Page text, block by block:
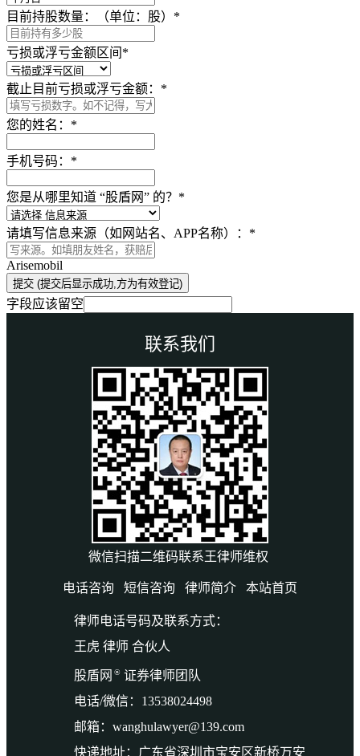
目前持股数量：（单位：股） *
亏损或浮亏金额区间 *
截止目前亏损或浮亏金额： *
您的姓名： *
手机号码： *
您是从哪里知道 “股盾网” 的？ *
请填写信息来源（如网站名、APP名称）： *
Arisemobil
提交 (提交后显示成功,方为有效登记)
字段应该留空
联系我们
微信扫描二维码联系王律师维权
电话咨询 短信咨询 律师简介 本站首页
律师电话号码及联系方式：
王虎 律师 合伙人
股盾网 ® 证券律师团队
电话/微信：13538024498
邮箱：wanghulawyer@139.com
快递地址：广东省深圳市宝安区新桥万安